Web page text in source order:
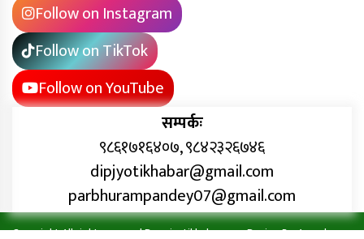
Follow on Instagram
Follow on TikTok
Follow on YouTube
सम्पर्कः
९८६१७१६४०७, ९८४२३२६७४६
dipjyotikhabar@gmail.com
parbhurampandey07@gmail.com
Copyright All right reserved Deepjyotikhabar.com Design By:Aarush